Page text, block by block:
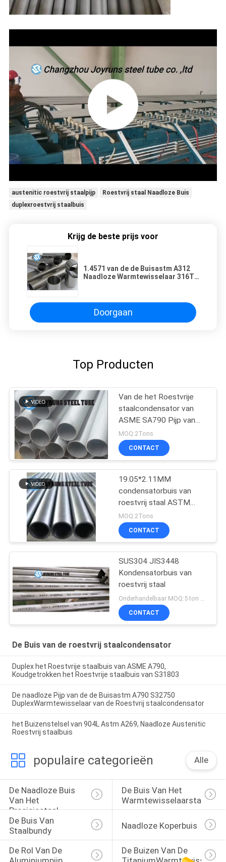
austenitic roestvrij staalpijp
Roestvrij staal Naadloze Buis
duplexroestvrij staalbuis
Krijg de beste prijs voor
1.4571 van de de Buisastm A312
Naadloze Warmtewisselaar 316Ti
Doorgaan
Top Producten
Van de het Roestvrije
staalcondensator van
ASME SA790 Pijp van
het de Buisuns S31500
de Duplexroestvrije staal
MOQ:2Tons
CONTACT
19.05*2.11MM
condensatorbuis van
roestvrij staal ASTM
A249 316 316L
MOQ:2Tons
CONTACT
SUS304 JIS3448
Kondensatorbuis van
roestvrij staal
Onderhandelbaar MOQ:5 ton per grootte
CONTACT
De Buis van de roestvrij staalcondensator
Duplex het Roestvrije staalbuis van ASME A790,
Koudgetrokken het Roestvrije staalbuis van S31803
De naadloze Pijp van de de Buisastm A790 S32750
DuplexWarmtewisselaar van de Roestvrij staalcondensator
het Buizenstelsel van 904L Astm A269, Naadloze Austenitic
Roestvrij staalbuis
populaire categorieën Alle
De Naadloze Buis
Van Het
Precisiestaal
De Buis Van Het
Warmtewisselaarstaal
De Buis Van
Staalbundy
Naadloze Koperbuis
De Rol Van De
De Buizen Van De